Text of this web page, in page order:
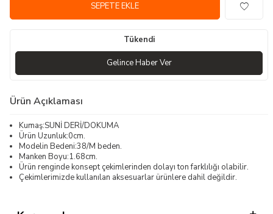
SEPETE EKLE
Tükendi
Gelince Haber Ver
Ürün Açıklaması
Kumaş:SUNİ DERİ/DOKUMA
Ürün Uzunluk:0cm.
Modelin Bedeni:38/M beden.
Manken Boyu:1.68cm.
Ürün renginde konsept çekimlerinden dolayı ton farklılığı olabilir.
Çekimlerimizde kullanılan aksesuarlar ürünlere dahil değildir.